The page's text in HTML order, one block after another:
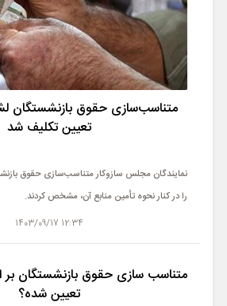
متناسب‌سازی حقوق بازنشستگان
تعیین تکلیف شد
نمایندگان مجلس سازوکار متناسب‌سازی حقوق
را در کنار نحوه تأمین منابع آن، مشخص کردند.
12:34 1403/09/17
متناسب سازی حقوق بازنشستگان
تعیین شده؟